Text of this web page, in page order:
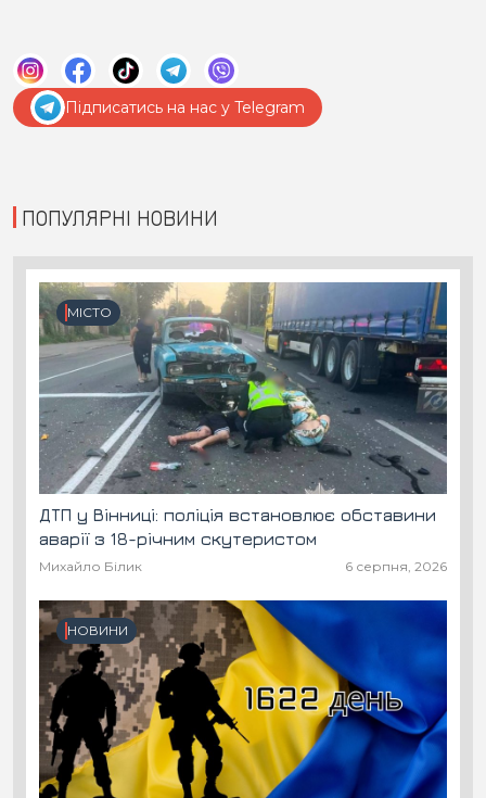
Підписатись на нас у Telegram
ПОПУЛЯРНІ НОВИНИ
МІСТО
ДТП у Вінниці: поліція встановлює обставини
аварії з 18-річним скутеристом
Михайло Білик 6 серпня, 2026
НОВИНИ